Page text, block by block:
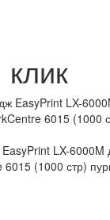
LX-6000M
(1000 стр)